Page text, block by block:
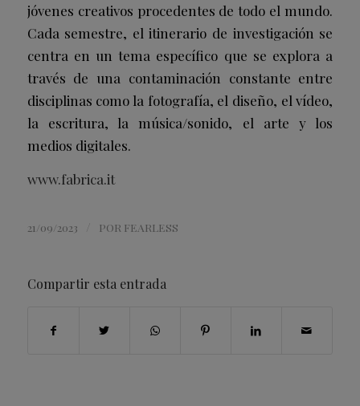
jóvenes creativos procedentes de todo el mundo.
Cada semestre, el itinerario de investigación se
centra en un tema específico que se explora a
través de una contaminación constante entre
disciplinas como la fotografía, el diseño, el vídeo,
la escritura, la música/sonido, el arte y los
medios digitales.
www.fabrica.it
21/09/2023 POR FEARLESS
Compartir esta entrada